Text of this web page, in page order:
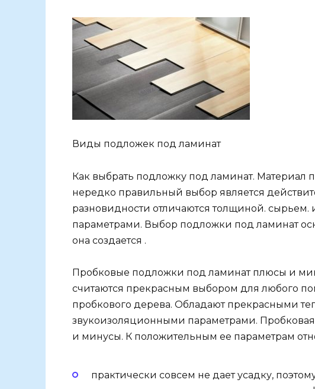
Виды подложек под ламинат
Как выбрать подложку под ламинат. Материал
нередко правильный выбор является
разновидности отличаются толщиной. сырьем.
параметрами. Выбор подложки под ламинат
она создается .
Пробковые подложки под ламинат плюсы и
считаются прекрасным выбором для любого
пробкового дерева. Обладают прекрасными
звукоизоляционными параметрами.
и минусы. К положительным ее параметрам
практически совсем не дает усадку,